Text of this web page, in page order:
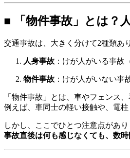
■ 「物件事故」とは？
交通事故は、大きく分けて2種類あ
人身事故 ：けが人がいる事故
物件事故 ：けが人がいない事
「物件事故」とは、車やフェンス
例えば、車同士の軽い接触や、電
しかし、ここでひとつ注意点があり
事故直後は何も感じなくても、数